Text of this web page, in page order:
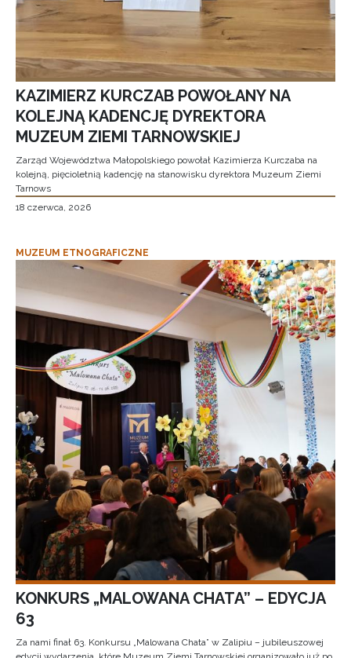
KAZIMIERZ KURCZAB POWOŁANY NA
KOLEJNĄ KADENCJĘ DYREKTORA
MUZEUM ZIEMI TARNOWSKIEJ
Zarząd Województwa Małopolskiego powołał Kazimierza Kurczaba na
kolejną, pięcioletnią kadencję na stanowisku dyrektora Muzeum Ziemi
Tarnows
18 czerwca, 2026
MUZEUM ETNOGRAFICZNE
KONKURS „MALOWANA CHATA” – EDYCJA
63
Za nami finał 63. Konkursu „Malowana Chata” w Zalipiu – jubileuszowej